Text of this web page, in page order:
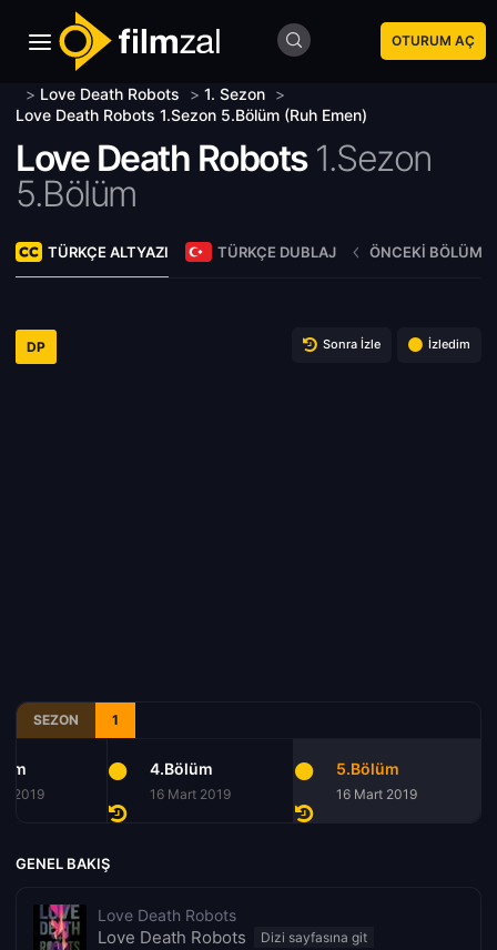
OTURUM AÇ
> Love Death Robots > 1. Sezon >
Love Death Robots 1.Sezon 5.Bölüm (Ruh Emen)
Love Death Robots 1.Sezon
5.Bölüm
TÜRKÇE ALTYAZI TÜRKÇE DUBLAJ ÖNCEKI BÖLÜM
DP Sonra İzle İzledim
SEZON 1
2019
4.Bölüm
16 Mart 2019
5.Bölüm
16 Mart 2019
GENEL BAKIŞ
Love Death Robots
Love Death Robots